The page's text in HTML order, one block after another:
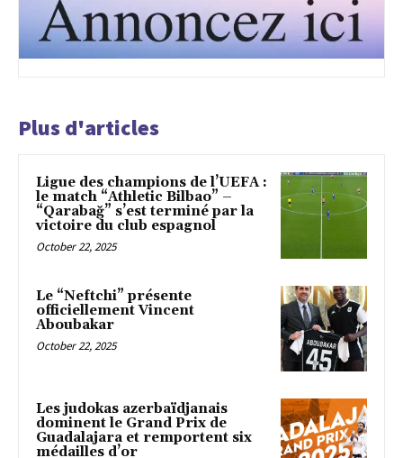
Plus d'articles
Ligue des champions de l’UEFA :
le match “Athletic Bilbao” –
“Qarabağ” s’est terminé par la
victoire du club espagnol
October 22, 2025
Le “Neftchi” présente
officiellement Vincent
Aboubakar
October 22, 2025
Les judokas azerbaïdjanais
dominent le Grand Prix de
Guadalajara et remportent six
médailles d’or